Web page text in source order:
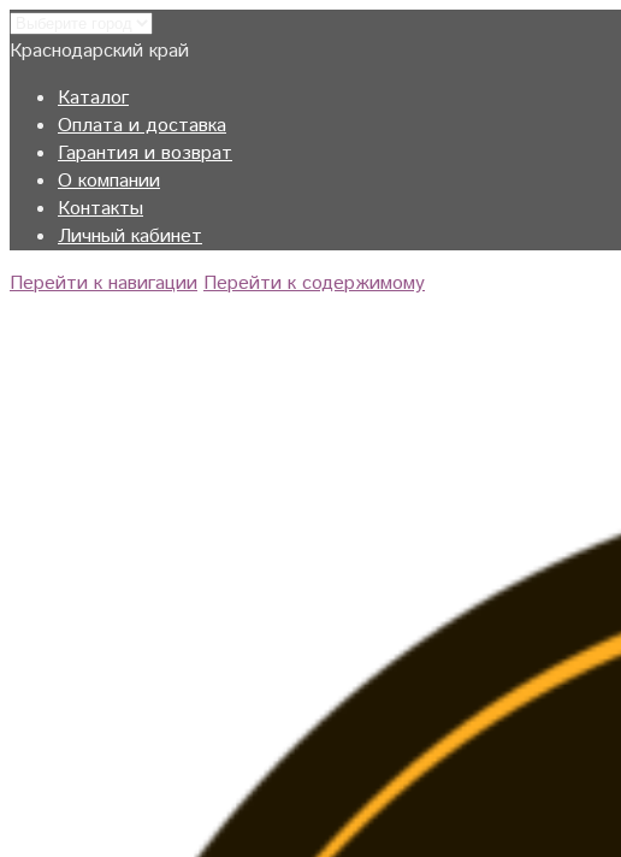
Краснодарский край
Каталог
Оплата и доставка
Гарантия и возврат
О компании
Контакты
Личный кабинет
Перейти к навигации Перейти к содержимому